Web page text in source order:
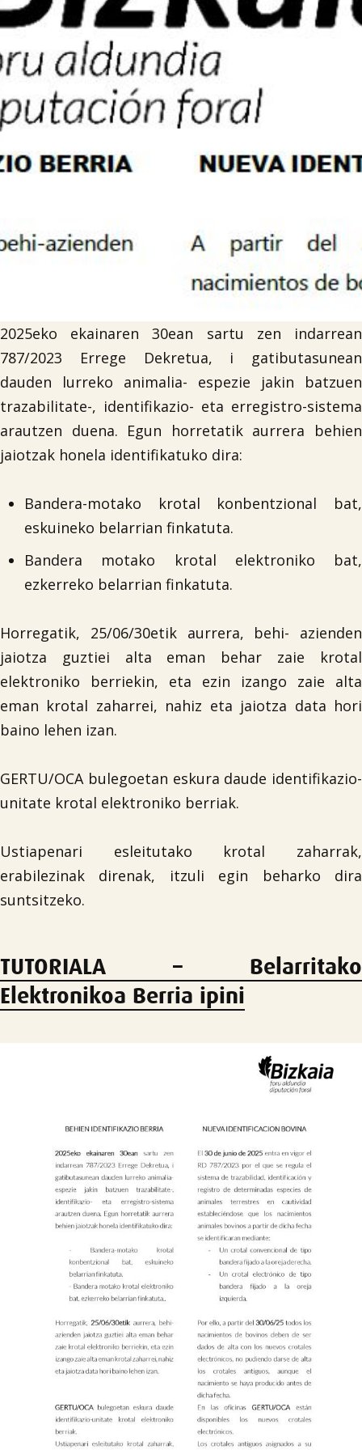
Iragarki-taula
Lursail Market
2025eko ekainaren 30ean sartu zen indarrean
787/2023 Errege Dekretua, i gatibutasunean
dauden lurreko animalia- espezie jakin batzuen
trazabilitate-, identifikazio- eta erregistro-sistema
arautzen duena. Egun horretatik aurrera behien
jaiotzak honela identifikatuko dira:
Bandera-motako krotal konbentzional bat,
eskuineko belarrian finkatuta.
Bandera motako krotal elektroniko bat,
ezkerreko belarrian finkatuta.
Horregatik, 25/06/30etik aurrera, behi- azienden
jaiotza guztiei alta eman behar zaie krotal
elektroniko berriekin, eta ezin izango zaie alta
eman krotal zaharrei, nahiz eta jaiotza data hori
baino lehen izan.
GERTU/OCA bulegoetan eskura daude identifikazio-
unitate krotal elektroniko berriak.
Ustiapenari esleitutako krotal zaharrak,
erabilezinak direnak, itzuli egin beharko dira
suntsitzeko.
TUTORIALA – Belarritako
Elektronikoa Berria ipini